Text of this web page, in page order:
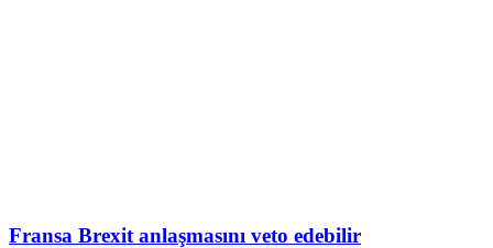
Fransa Brexit anlaşmasını veto edebilir